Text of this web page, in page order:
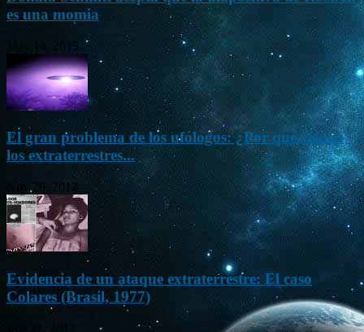
es una momia
May 14, 2015
El gran problema de los ufólogos: ¿Por qué vienen
los extraterrestres...
Nov 26, 2012
Evidencia de un ataque extraterrestre: El caso
Colares (Brasil, 1977)